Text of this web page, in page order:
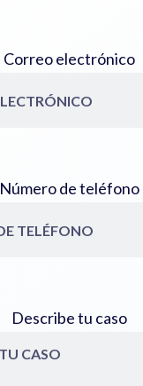
Correo electrónico
Número de teléfono
Describe tu caso